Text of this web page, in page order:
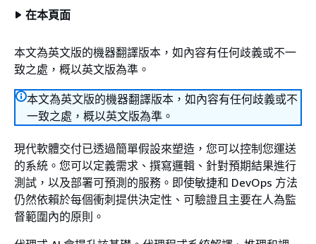
在本頁面
本文為英文版的機器翻譯版本，如內容有任何歧義或不一
致之處，概以英文版為準。
本文為英文版的機器翻譯版本，如內容有任何歧義或不
一致之處，概以英文版為準。
現代軟體交付已透過簡單假設來塑造，您可以控制您運送
的系統。您可以定義需求、撰寫邏輯、針對預期結果進行
測試，以及部署可預測的服務。即使敏捷和 DevOps 方法
仍然依賴於每個衝刺提供決定性、可驗證且主要在人為監
督範圍內的原則。